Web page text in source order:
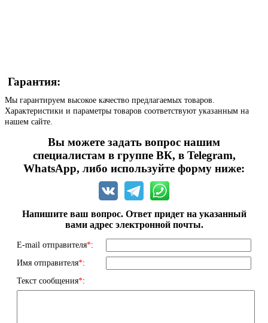
Гарантия:
Мы гарантируем высокое качество предлагаемых товаров.
Характеристики и параметры товаров соответствуют указанным на
нашем сайте.
Вы можете задать вопрос нашим
специалистам в группе ВК, в Telegram,
WhatsApp, либо используйте форму ниже:
Напишите ваш вопрос. Ответ придет на указанный
вами адрес электронной почты.
E-mail отправителя*:
Имя отправителя*:
Текст сообщения*: